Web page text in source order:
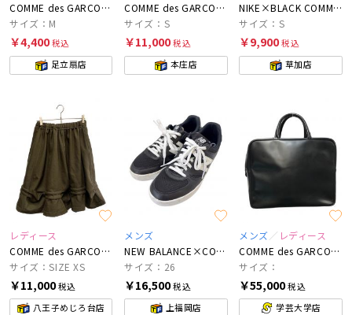
COMME des GARCONS
サイズ：M
￥4,400税込
足立扇店
COMME des GARCONS HOMME
サイズ：S
￥11,000税込
本庄店
NIKE×BLACK COMME des GARCONS
サイズ：S
￥9,900税込
草加店
レディース
COMME des GARCONS
サイズ：SIZE XS
￥11,000税込
八王子めじろ台店
メンズ
NEW BALANCE×COMME des GARCONS HOMME
サイズ：26
￥16,500税込
上福岡店
メンズ
レディース
COMME des GARCONS
サイズ：
￥55,000税込
学芸大学店